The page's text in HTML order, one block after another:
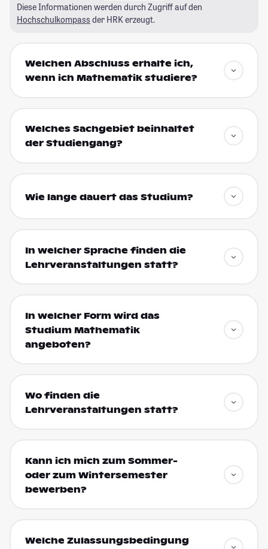
Diese Informationen werden durch Zugriff auf den
Hochschulkompass der HRK erzeugt.
Welchen Abschluss erhalte ich,
wenn ich Mathematik studiere?
Welches Sachgebiet beinhaltet
der Studiengang?
Wie lange dauert das Studium?
In welcher Sprache finden die
Lehrveranstaltungen statt?
In welcher Form wird das
Studium Mathematik
angeboten?
Wo finden die
Lehrveranstaltungen statt?
Kann ich mich zum Sommer-
oder zum Wintersemester
bewerben?
Welche Zulassungsbedingung